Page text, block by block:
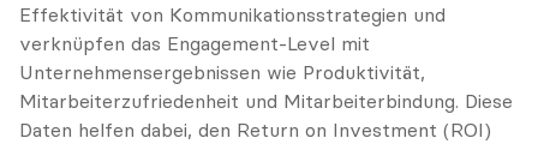
Effektivität von Kommunikationsstrategien und
verknüpfen das Engagement-Level mit
Unternehmensergebnissen wie Produktivität,
Mitarbeiterzufriedenheit und Mitarbeiterbindung. Diese
Daten helfen dabei, den Return on Investment (ROI)